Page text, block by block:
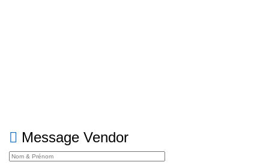
Message Vendor